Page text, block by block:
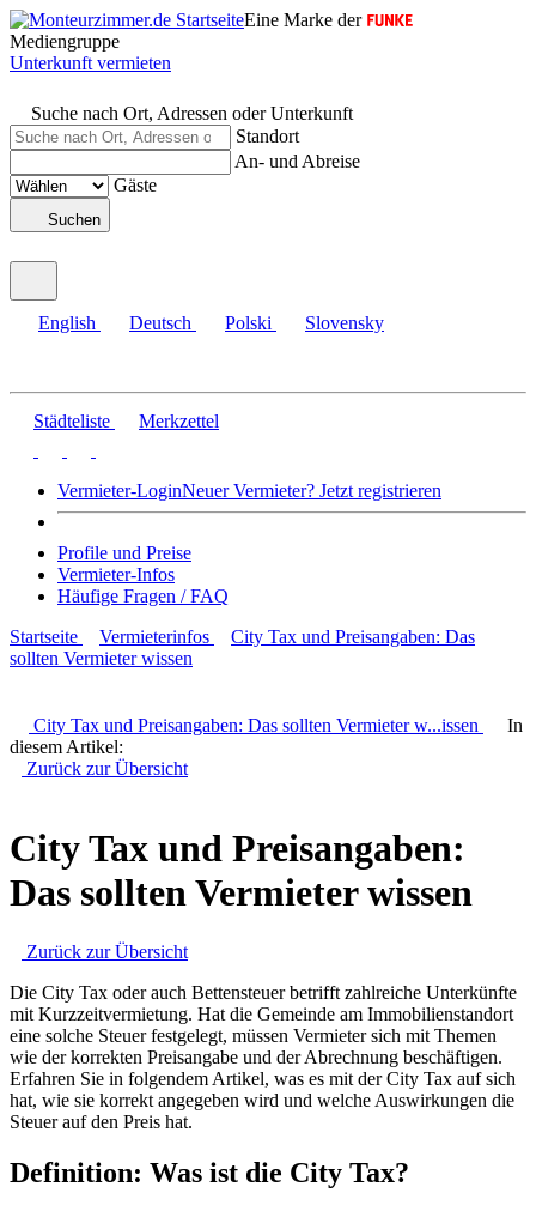
Eine Marke der
Mediengruppe
Unterkunft vermieten
Suche nach Ort, Adressen oder Unterkunft
Standort
An- und Abreise
Gäste
Suchen
English Deutsch Polski Slovensky
Städteliste Merkzettel
Vermieter-LoginNeuer Vermieter? Jetzt registrieren
Profile und Preise
Vermieter-Infos
Häufige Fragen / FAQ
Startseite
Vermieterinfos
City Tax und Preisangaben: Das
sollten Vermieter wissen
City Tax und Preisangaben: Das sollten Vermieter w...issen
In
diesem Artikel:
Zurück zurÜbersicht
City Tax und Preisangaben:
Das sollten Vermieter wissen
Zurück zurÜbersicht
Die City Tax oder auch Bettensteuer betrifft zahlreiche Unterkünfte
mit Kurzzeitvermietung. Hat die Gemeinde am Immobilienstandort
eine solche Steuer festgelegt, müssen Vermieter sich mit Themen
wie der korrekten Preisangabe und der Abrechnung beschäftigen.
Erfahren Sie in folgendem Artikel, was es mit der City Tax auf sich
hat, wie sie korrekt angegeben wird und welche Auswirkungen die
Steuer auf den Preis hat.
Definition: Was ist die City Tax?